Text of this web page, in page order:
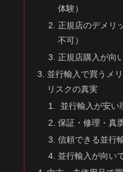
体験）
正規店のデメリ
不可）
正規店購入が向
並行輸入で買うメ
リスクの真実
並行輸入が安い
保証・修理・真
信頼できる並行
並行輸入が向い